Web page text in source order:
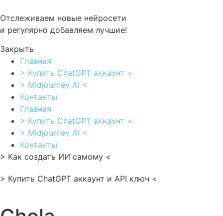
к
содержимому
Отслеживаем новые нейросети
и регулярно добавляем лучшие!
Закрыть
Главная
> Купить ChatGPT аккаунт <
> Midjourney AI <
Контакты
Главная
> Купить ChatGPT аккаунт <
> Midjourney AI <
Контакты
> Как создать ИИ самому <
> Купить ChatGPT аккаунт и API ключ <